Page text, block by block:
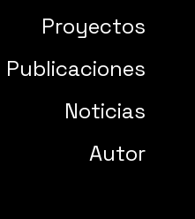
Proyectos
Publicaciones
Noticias
Autor